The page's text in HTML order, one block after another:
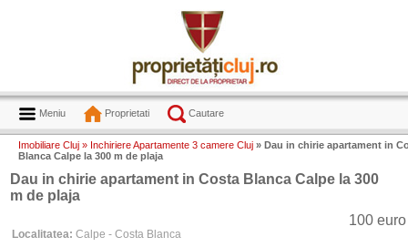
Meniu Proprietati Cautare
Imobiliare Cluj » Inchiriere Apartamente 3 camere Cluj » Dau in chirie apartament in
Blanca Calpe la 300 m de plaja
Dau in chirie apartament in Costa Blanca Calpe la 300
m de plaja
100 euro
Localitatea: Calpe - Costa Blanca